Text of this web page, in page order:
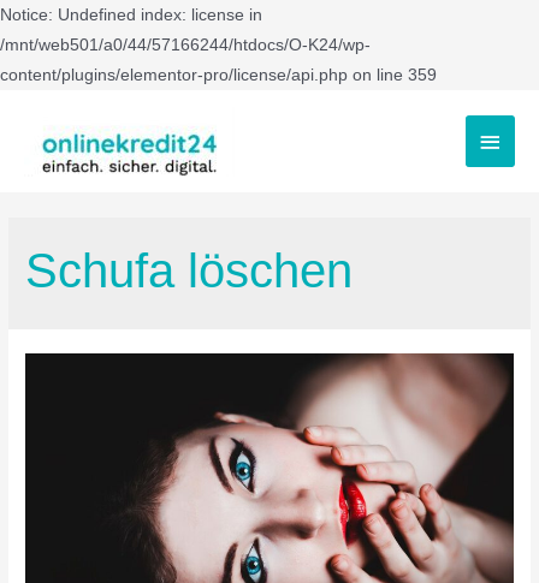
Notice: Undefined index: license in
/mnt/web501/a0/44/57166244/htdocs/O-K24/wp-
content/plugins/elementor-pro/license/api.php on line 359
Schufa löschen